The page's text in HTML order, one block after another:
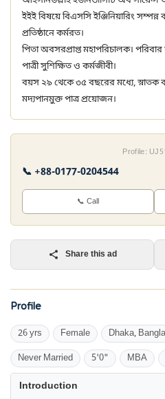
ইইই বিষয়ে বিএসসি ইঞ্জিনিয়ারিং
প্রতিষ্ঠানে কর্মরত।
পিতা অবসরপ্রাপ্ত মহাপরিচালক।
পাত্রী সুশিক্ষিত ও কর্মজীবী।
বয়স ২৯ থেকে ৩৫ বছরের মধ্যে, স্নাতক
মদ্যপানমুক্ত পাত্র প্রয়োজন।
Profile:
📞 +88-0177-0204544
📞 Call
Share this ad
Profile
26 yrs Female Dhaka,
Never Married 5'0" MBA
Introduction